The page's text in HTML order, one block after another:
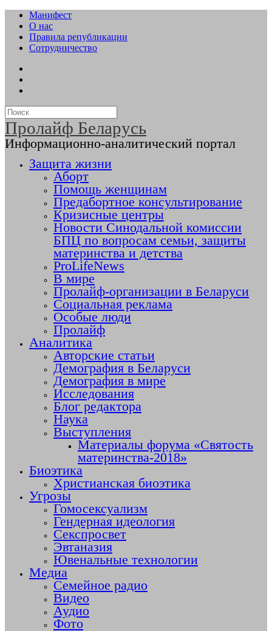
Манифест
О нас
Правила републикации
Сотрудничество
Пролайф Беларусь
Информационно-аналитический портал
Защита жизни
Аборт
Помощь женщинам
Предабортное консультирование
Кризисные центры
Новости Синодальной комиссии
БПЦ по вопросам семьи, защиты
материнства и детства
ProLifeNews
В мире
Пролайф-организации в Беларуси
Социальная реклама
Особые люди
Пролайф
Аналитика
Авторские статьи
Демография в Беларуси
Демография в мире
Исследования
Блог редактора
Наука
Выступления
Материалы форума «Святость
материнства-2018»
Биоэтика
Христианская биоэтика
Угрозы
Гомосексуализм
Гендерная идеология
Секспросвет
Эвтаназия
Ювенальные технологии
Медиа
Семейное радио
Видео
Аудио
Фото